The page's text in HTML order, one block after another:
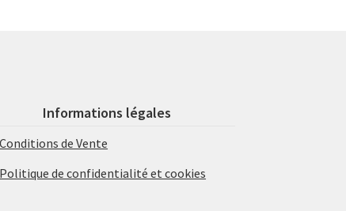
Informations légales
Conditions de Vente
Politique de confidentialité et cookies